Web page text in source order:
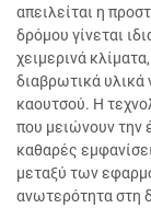
απειλείται η
δρόμου γίνεται
χειμερινά
διαβρωτικά υλικά
καουτσού. Η
που μειώνουν την
καθαρές
μεταξύ των
ανωτερότητα στη